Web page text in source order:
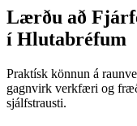
Lærðu að
í Hlutabréfum
Praktísk könnun á
gagnvirk verkfæri og
sjálfstrausti.